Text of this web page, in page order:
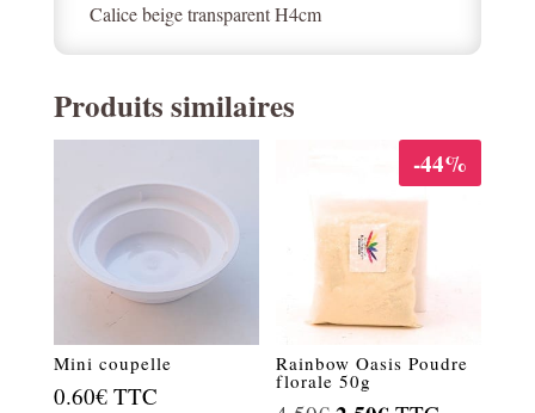
Calice beige transparent H4cm
Produits similaires
Mini coupelle
0.60€ TTC
-44%
Rainbow Oasis Poudre
florale 50g